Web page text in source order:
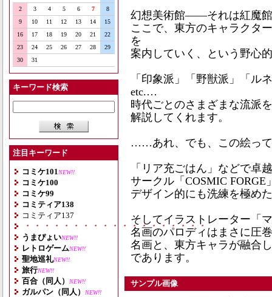
2
3 4 5 6 7
8
9
10 11 12 13 14
15
16
17 18 19 20 21
22
23
24 25 26 27 28
29
30
31
キーワード検索
注目キーワード
コミケ101 NEW!!
コミケ100
コミケ99
コミティア138
コミティア137
・・・・・・・・・・・・・・・・・・・
うまぴょいNEW!!
レトロゲームNEW!!
聖地巡礼NEW!!
旅行NEW!!
百合（同人） NEW!!
ガルパン（同人） NEW!!
幻想美術館――それは紅魔
ここで、東方のキャラクタ
を
案内していく、という野心
「印象派」「野獣派」「ル
etc.…
時代ごとのさまざまな流派
解説してくれます。
……あれ、でも、この絵っ
「リア充ごはん」などで卓
サークル「COSMIC FORGE
デザイン的にも洗練を極め
そしてイラストレーター「
名画のパロディはまさに圧
名画と、東方キャラが融合
であります。
サンプル画像